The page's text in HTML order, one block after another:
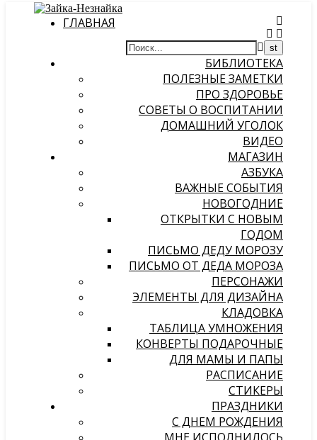
ГЛАВНАЯ
БИБЛИОТЕКА
ПОЛЕЗНЫЕ ЗАМЕТКИ
ПРО ЗДОРОВЬЕ
СОВЕТЫ О ВОСПИТАНИИ
ДОМАШНИЙ УГОЛОК
ВИДЕО
МАГАЗИН
АЗБУКА
ВАЖНЫЕ СОБЫТИЯ
НОВОГОДНИЕ
ОТКРЫТКИ С НОВЫМ
ГОДОМ
ПИСЬМО ДЕДУ МОРОЗУ
ПИСЬМО ОТ ДЕДА МОРОЗА
ПЕРСОНАЖИ
ЭЛЕМЕНТЫ ДЛЯ ДИЗАЙНА
КЛАДОВКА
ТАБЛИЦА УМНОЖЕНИЯ
КОНВЕРТЫ ПОДАРОЧНЫЕ
ДЛЯ МАМЫ И ПАПЫ
РАСПИСАНИЕ
СТИКЕРЫ
ПРАЗДНИКИ
С ДНЕМ РОЖДЕНИЯ